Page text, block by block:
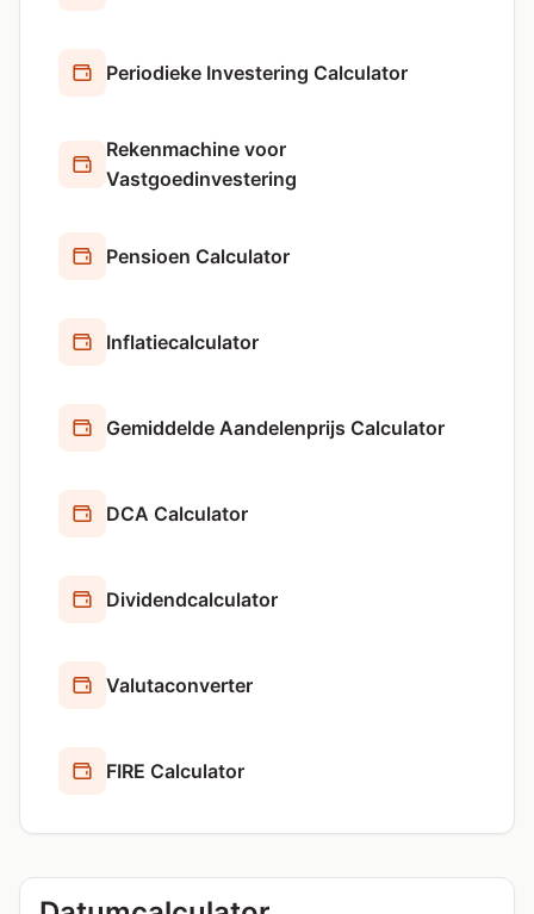
Periodieke Investering Calculator
Rekenmachine voor
Vastgoedinvestering
Pensioen Calculator
Inflatiecalculator
Gemiddelde Aandelenprijs Calculator
DCA Calculator
Dividendcalculator
Valutaconverter
FIRE Calculator